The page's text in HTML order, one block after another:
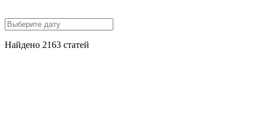
Найдено 2163 статей